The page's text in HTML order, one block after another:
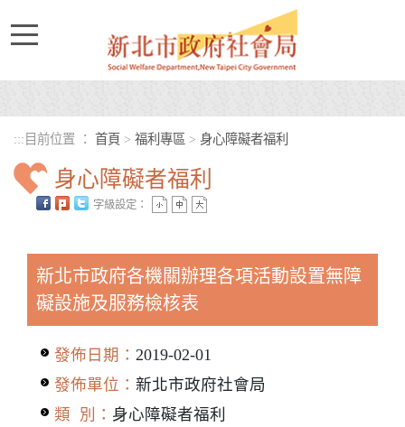
::: 目前位置 ： 首頁 > 福利專區 > 身心障礙者福利
身心障礙者福利
字級設定：
新北市政府各機關辦理各項活動設置無障
礙設施及服務檢核表
發佈日期： 2019-02-01
發佈單位： 新北市政府社會局
類 別： 身心障礙者福利